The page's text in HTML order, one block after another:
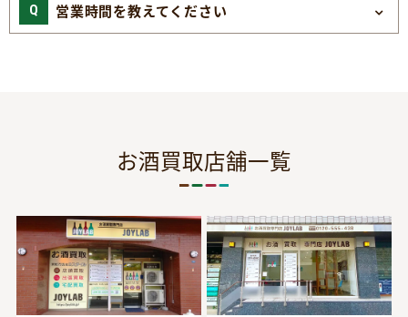
営業時間を教えてください
お酒買取店舗一覧